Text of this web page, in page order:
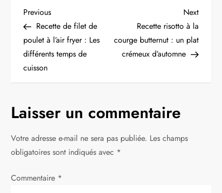
N
a
v
g
a
t
i
Previous
Post
Previous
Recette de filet de
poulet à l’air fryer : Les
différents temps de
cuisson
Next
Post
Next
Recette risotto à la
courge butternut : un plat
crémeux d’automne
Laisser un commentaire
Votre adresse e-mail ne sera pas publiée. Les champs
obligatoires sont indiqués avec *
Commentaire *